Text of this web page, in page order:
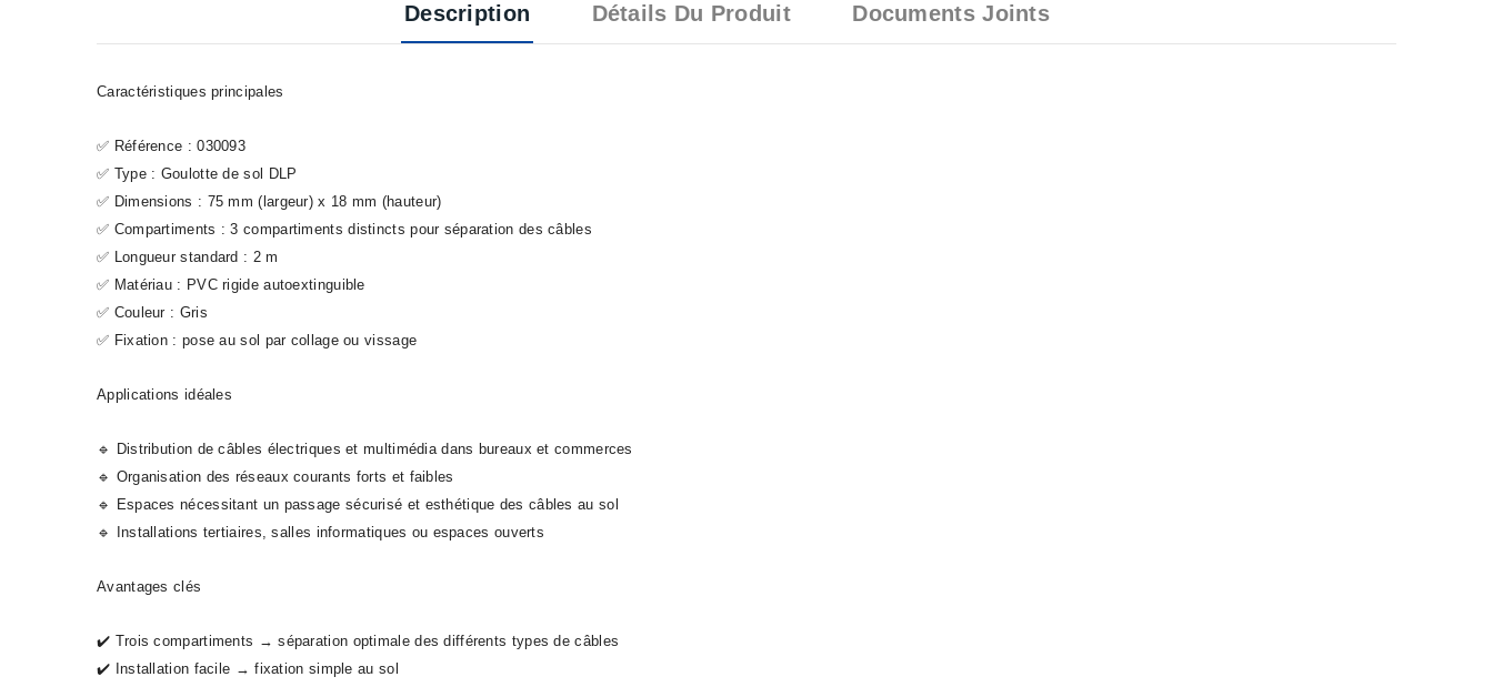
Description Détails Du Produit Documents Joints
Caractéristiques principales
✅ Référence : 030093
✅ Type : Goulotte de sol DLP
✅ Dimensions : 75 mm (largeur) x 18 mm (hauteur)
✅ Compartiments : 3 compartiments distincts pour séparation des câbles
✅ Longueur standard : 2 m
✅ Matériau : PVC rigide autoextinguible
✅ Couleur : Gris
✅ Fixation : pose au sol par collage ou vissage
Applications idéales
🔹 Distribution de câbles électriques et multimédia dans bureaux et commerces
🔹 Organisation des réseaux courants forts et faibles
🔹 Espaces nécessitant un passage sécurisé et esthétique des câbles au sol
🔹 Installations tertiaires, salles informatiques ou espaces ouverts
Avantages clés
✔️ Trois compartiments → séparation optimale des différents types de câbles
✔️ Installation facile → fixation simple au sol